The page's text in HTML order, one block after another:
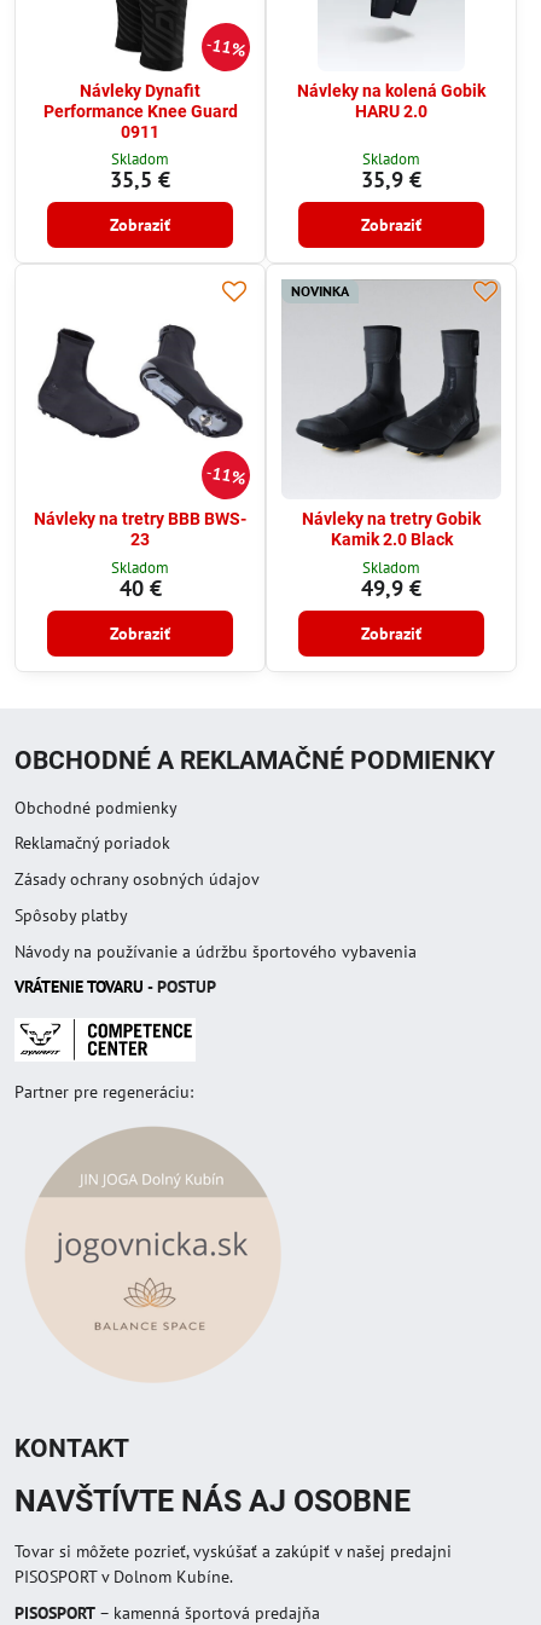
11%
Návleky Dynafit
Performance Knee Guard
0911
Skladom
35,5 €
Zobraziť
Návleky na kolená Gobik
HARU 2.0
Skladom
35,9 €
Zobraziť
11%
Návleky na tretry BBB BWS-
23
Skladom
40 €
Zobraziť
NOVINKA
Návleky na tretry Gobik
Kamik 2.0 Black
Skladom
49,9 €
Zobraziť
OBCHODNÉ A REKLAMAČNÉ PODMIENKY
Obchodné podmienky
Reklamačný poriadok
Zásady ochrany osobných údajov
Spôsoby platby
Návody na používanie a údržbu športového vybavenia
VRÁTENIE TOVARU - POSTUP
Partner pre regeneráciu:
KONTAKT
NAVŠTÍVTE NÁS AJ OSOBNE
Tovar si môžete pozrieť, vyskúšať a zakúpiť v našej predajni
PISOSPORT v Dolnom Kubíne.
PISOSPORT – kamenná športová predajňa